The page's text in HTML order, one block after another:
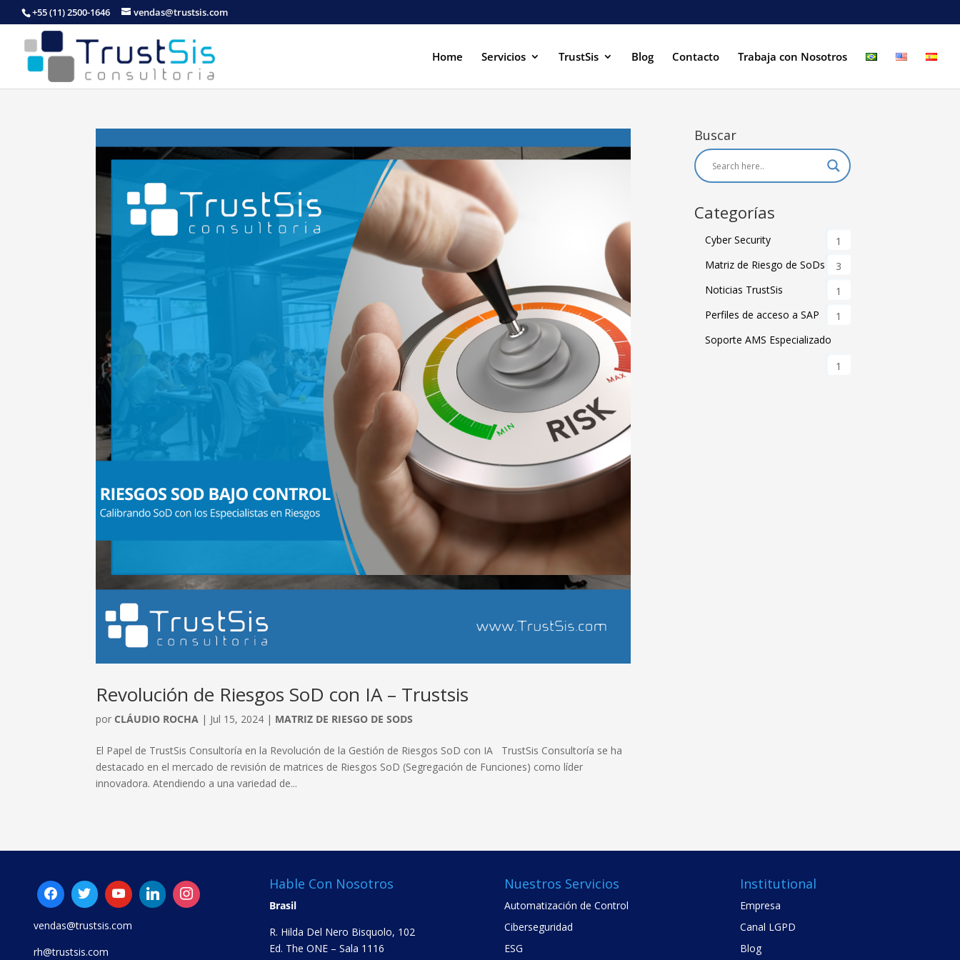
+55 (11) 2500-1646 vendas@trustsis.com
Home Servicios TrustSis Blog Contacto Trabaja con Nosotros
Revolución de Riesgos SoD con IA – Trustsis
por CLÁUDIO ROCHA | Jul 15, 2024 | MATRIZ DE RIESGO DE SODS
El Papel de TrustSis Consultoría en la Revolución de la Gestión de Riesgos SoD con IA TrustSis Consultoría se ha
destacado en el mercado de revisión de matrices de Riesgos SoD (Segregación de Funciones) como líder
innovadora. Atendiendo a una variedad de...
Buscar
Categorías
Cyber Security
1
Matriz de Riesgo de SoDs
3
Noticias TrustSis
1
Perfiles de acceso a SAP
1
Soporte AMS Especializado
1
vendas@trustsis.com
rh@trustsis.com
Hable Con Nosotros
Brasil
R. Hilda Del Nero Bisquolo, 102
Ed. The ONE – Sala 1116
Nuestros Servicios
Automatización de Control
Ciberseguridad
ESG
Institutional
Empresa
Canal LGPD
Blog